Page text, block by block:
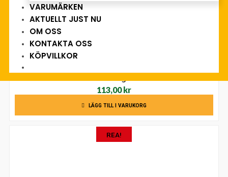
VARUMÄRKEN
AKTUELLT JUST NU
OM OSS
KONTAKTA OSS
KÖPVILLKOR
113,00kr
LÄGG TILL I VARUKORG
REA!